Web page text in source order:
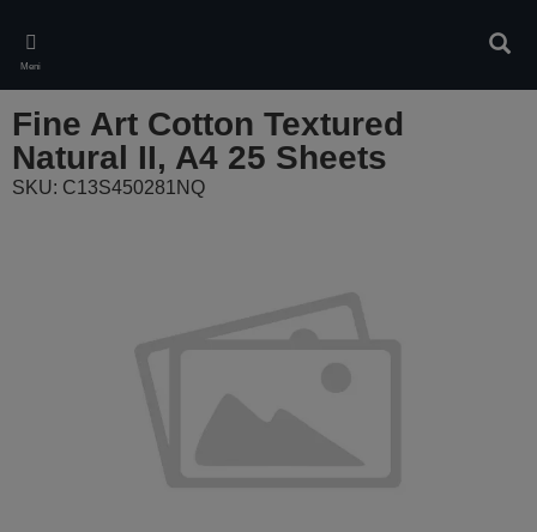
main
content
Meni
Fine Art Cotton Textured
Natural II, A4 25 Sheets
SKU: C13S450281NQ